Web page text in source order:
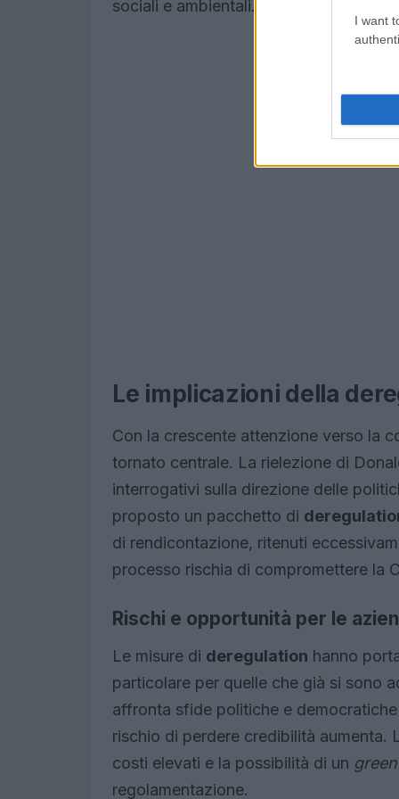
I want
sociali e ambientali.
Le implicazioni della
Con la crescente attenzione verso la
tornato centrale. La rielezione di
interrogativi sulla direzione delle
proposto un pacchetto di
di rendicontazione, ritenuti
processo rischia di compromettere la
Rischi e opportunità per le
Le misure di deregulation hanno
particolare per quelle che già si sono
affronta sfide politiche e
rischio di perdere credibilità
costi elevati e la possibilità di un
regolamentazione.